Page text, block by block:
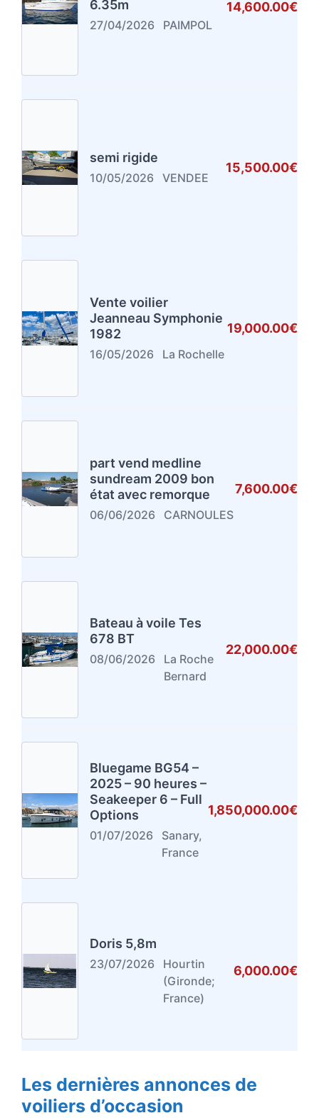
6.35m
27/04/2026 PAIMPOL
14,600.00€
semi rigide
10/05/2026 VENDEE
15,500.00€
Vente voilier
Jeanneau Symphonie
1982
16/05/2026 La Rochelle
19,000.00€
part vend medline
sundream 2009 bon
état avec remorque
06/06/2026 CARNOULES
7,600.00€
Bateau à voile Tes
678 BT
08/06/2026
La Roche
Bernard
22,000.00€
Bluegame BG54 –
2025 – 90 heures –
Seakeeper 6 – Full
Options
01/07/2026
Sanary,
France
1,850,000.00€
Doris 5,8m
23/07/2026
Hourtin
(Gironde;
France)
6,000.00€
Les dernières annonces de
voiliers d’occasion